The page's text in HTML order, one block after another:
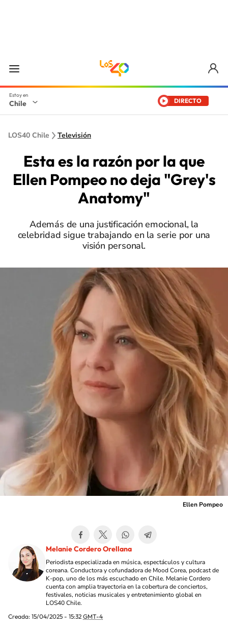
Chile DIRECTO
LOS40 Chile Televisión
Esta es la razón por la que
Ellen Pompeo no deja "Grey's
Anatomy"
Además de una justificación emocional, la
celebridad sigue trabajando en la serie por una
visión personal.
Ellen Pompeo
Melanie Cordero Orellana
Periodista especializada en música, espectáculos y cultura
coreana. Conductora y cofundadora de Mood Corea, podcast de
K-pop, uno de los más escuchado en Chile. Melanie Cordero
cuenta con amplia trayectoria en la cobertura de conciertos,
festivales, noticias musicales y entretenimiento global en
LOS40 Chile.
Creada: 15/04/2025 - 15:32 GMT-4